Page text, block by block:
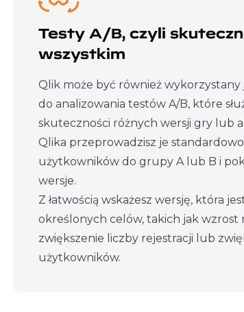
Testy A/B, czyli
wszystkim
Qlik może być również wykorzystany
do analizowania testów A/B, które
skuteczności różnych wersji gry lub
Qlika przeprowadzisz je
użytkowników do grupy A lub B i
wersje.
Z łatwością wskażesz wersję, która
określonych celów, takich jak wzrost
zwiększenie liczby rejestracji lub
użytkowników.